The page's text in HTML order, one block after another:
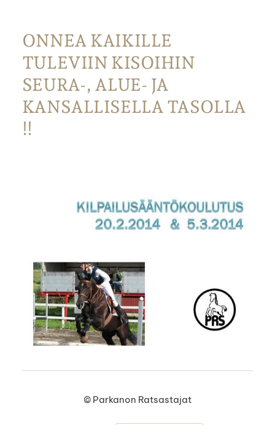
ONNEA KAIKILLE
TULEVIIN KISOIHIN
SEURA-, ALUE- JA
KANSALLISELLA TASOLLA
!!
© Parkanon Ratsastajat